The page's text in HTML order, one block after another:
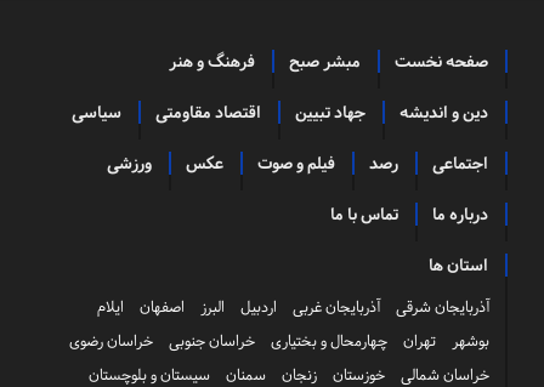
صفحه نخست مبشر صبح فرهنگ و هنر
دین و اندیشه جهاد تبیین اقتصاد مقاومتی سیاسی
اجتماعی رصد فیلم و صوت عکس ورزشی
درباره ما تماس با ما
استان ها
آذربایجان شرقی آذربایجان غربی اردبیل البرز اصفهان
ایلام
بوشهر
تهران چهارمحال و بختیاری خراسان جنوبی
خراسان رضوی
خراسان شمالی
خوزستان زنجان سمنان
سیستان و بلوچستان